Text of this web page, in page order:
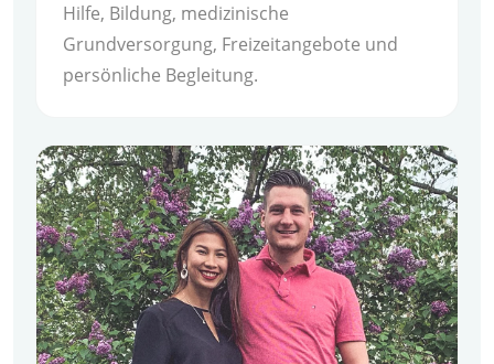
Hilfe, Bildung, medizinische
Grundversorgung, Freizeitangebote und
persönliche Begleitung.